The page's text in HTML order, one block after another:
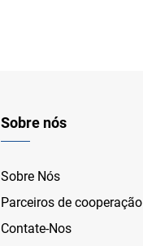
Sobre nós
Sobre Nós
Parceiros de cooperação
Contate-Nos